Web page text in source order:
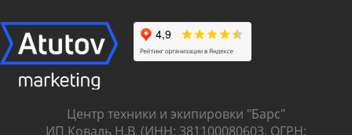
Центр техники и экипировки "Барс"
ИП Коваль Н.В. (ИНН: 381100080603, ОГРН: